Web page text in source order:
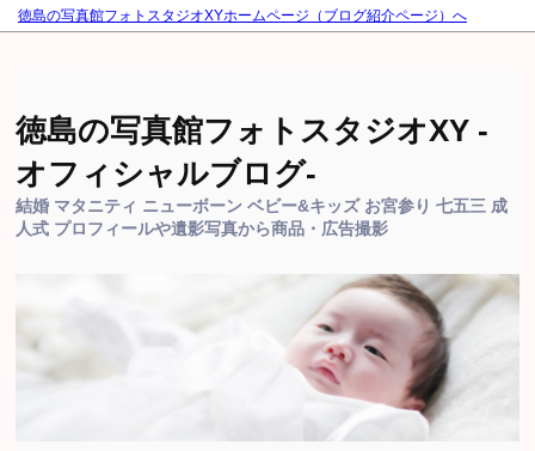
徳島の写真館フォトスタジオXYホームページ（ブログ紹介ページ）へ
徳島の写真館フォトスタジオXY -
オフィシャルブログ-
結婚 マタニティ ニューボーン ベビー&キッズ お宮参り 七五三 成
人式 プロフィールや遺影写真から商品・広告撮影